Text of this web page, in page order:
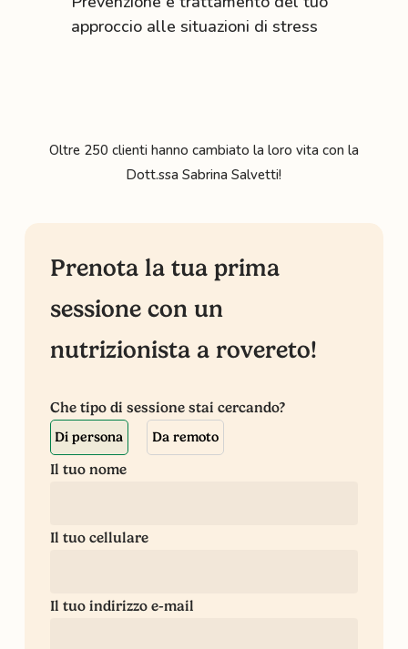
approccio alle situazioni di stress
Oltre 250 clienti hanno cambiato la loro vita con la
Dott.ssa Sabrina Salvetti!
Prenota la tua prima
sessione con un
nutrizionista a rovereto!
Che tipo di sessione stai cercando?
Di persona Da remoto
Il tuo nome
Il tuo cellulare
Il tuo indirizzo e-mail